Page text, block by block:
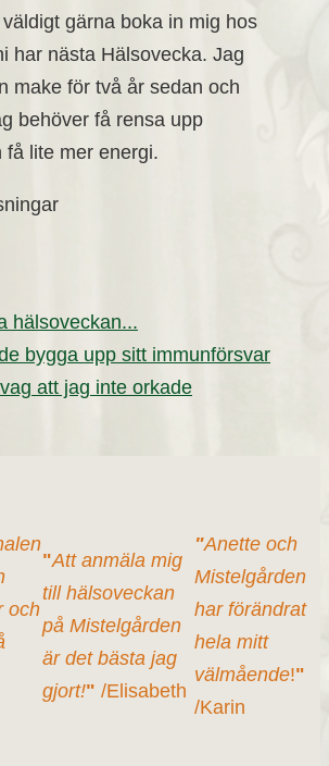
gärna boka in mig hos
har nästa Hälsovecka. Jag
make för två år sedan och
behöver få rensa upp
få lite mer energi.
hälsoveckan...
bygga upp sitt immunförsvar
att jag inte orkade
och
"Att anmäla mig
till hälsoveckan
på Mistelgården
är det bästa jag
gjort!" /Elisabeth
"Anette och
Mistelgården
har förändrat
hela mitt
välmående!"
/Karin